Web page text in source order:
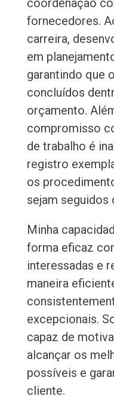
coordenação
fornecedores.
carreira,
em
garantindo que
concluídos
orçamento.
compromisso
de trabalho é
registro
os
sejam seguidos
Minha
forma eficaz
interessadas e
maneira
excepcionais.
capaz de
alcançar os
possíveis e
cliente.